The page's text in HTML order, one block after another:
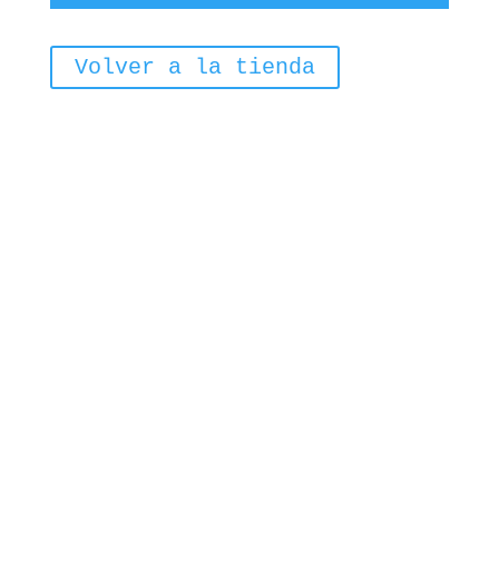
Volver a la tienda